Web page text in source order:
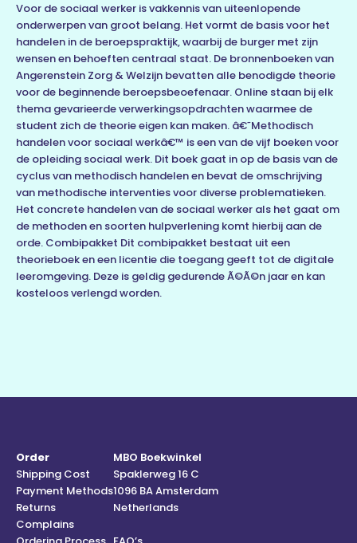
Voor de sociaal werker is vakkennis van uiteenlopende
onderwerpen van groot belang. Het vormt de basis voor het
handelen in de beroepspraktijk, waarbij de burger met zijn
wensen en behoeften centraal staat. De bronnenboeken van
Angerenstein Zorg & Welzijn bevatten alle benodigde theorie
voor de beginnende beroepsbeoefenaar. Online staan bij elk
thema gevarieerde verwerkingsopdrachten waarmee de
student zich de theorie eigen kan maken. â€˜Methodisch
handelen voor sociaal werkâ€™ is een van de vijf boeken voor
de opleiding sociaal werk. Dit boek gaat in op de basis van de
cyclus van methodisch handelen en bevat de omschrijving
van methodische interventies voor diverse problematieken.
Het concrete handelen van de sociaal werker als het gaat om
de methoden en soorten hulpverlening komt hierbij aan de
orde. Combipakket Dit combipakket bestaat uit een
theorieboek en een licentie die toegang geeft tot de digitale
leeromgeving. Deze is geldig gedurende Ã©Ã©n jaar en kan
kosteloos verlengd worden.
Order
Shipping Cost
Payment Methods
Returns
Complains
MBO Boekwinkel
Spaklerweg 16 C
1096 BA Amsterdam
Netherlands